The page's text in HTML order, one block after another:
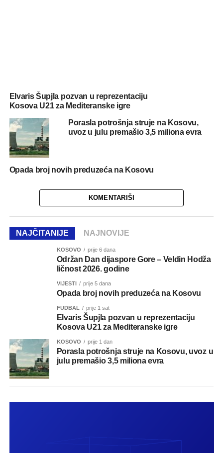
Elvaris Šupjla pozvan u reprezentaciju
Kosova U21 za Mediteranske igre
Porasla potrošnja struje na Kosovu,
uvoz u julu premašio 3,5 miliona evra
Opada broj novih preduzeća na Kosovu
KOMENTARIŠI
NAJČITANIJE NAJNOVIJE
KOSOVO prije 6 dana
Održan Dan dijaspore Gore – Veldin Hodža
ličnost 2026. godine
VIJESTI prije 5 dana
Opada broj novih preduzeća na Kosovu
FUDBAL prije 1 sat
Elvaris Šupjla pozvan u reprezentaciju
Kosova U21 za Mediteranske igre
KOSOVO prije 1 dan
Porasla potrošnja struje na Kosovu, uvoz u
julu premašio 3,5 miliona evra